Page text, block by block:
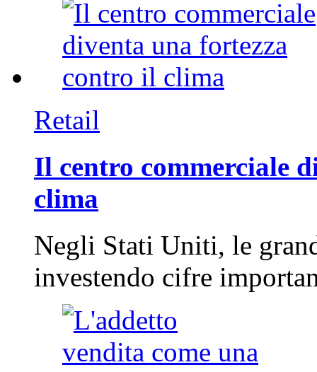
Retail
Il centro commerciale
clima
Negli Stati Uniti, le
investendo cifre